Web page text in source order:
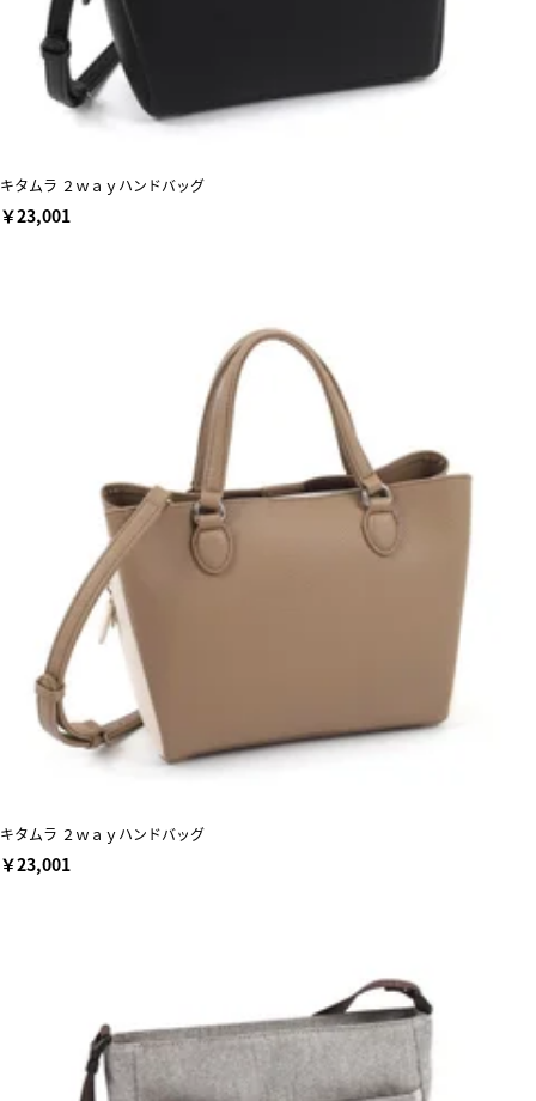
キタムラ ２ｗａｙハンドバッグ
￥23,001
キタムラ ２ｗａｙハンドバッグ
￥23,001